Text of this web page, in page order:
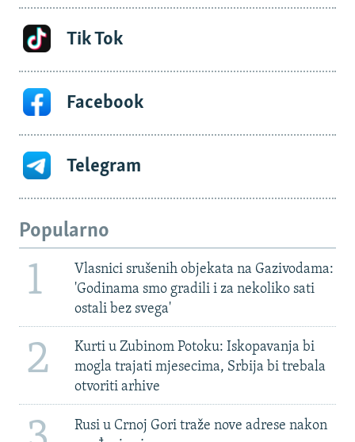
Tik Tok
Facebook
Telegram
Popularno
1
Vlasnici srušenih objekata na Gazivodama:
'Godinama smo gradili i za nekoliko sati
ostali bez svega'
2
Kurti u Zubinom Potoku: Iskopavanja bi
mogla trajati mjesecima, Srbija bi trebala
otvoriti arhive
Rusi u Crnoj Gori traže nove adrese nakon